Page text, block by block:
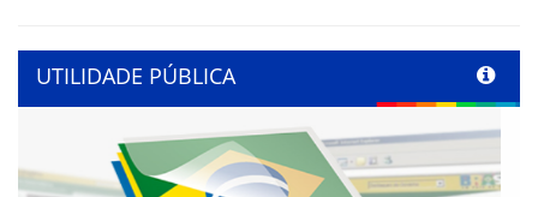
UTILIDADE PÚBLICA